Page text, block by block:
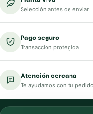
Selección antes de enviar
Pago seguro
Transacción protegida
Atención cercana
Te ayudamos con tu pedido